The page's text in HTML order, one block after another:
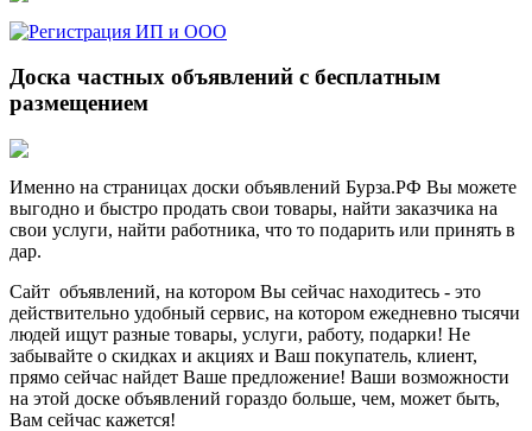
Доска частных объявлений с бесплатным
размещением
Именно на страницах доски объявлений Бурза.РФ Вы можете
выгодно и быстро продать свои товары, найти заказчика на
свои услуги, найти работника, что то подарить или принять в
дар.
Сайт объявлений, на котором Вы сейчас находитесь - это
действительно удобный сервис, на котором ежедневно тысячи
людей ищут разные товары, услуги, работу, подарки! Не
забывайте о скидках и акциях и Ваш покупатель, клиент,
прямо сейчас найдет Ваше предложение! Ваши возможности
на этой доске объявлений гораздо больше, чем, может быть,
Вам сейчас кажется!